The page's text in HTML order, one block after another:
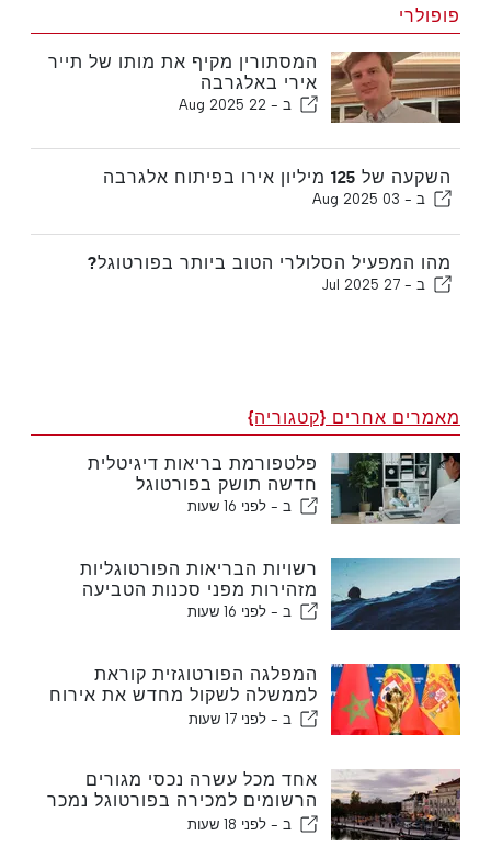
פופולרי
המסתורין מקיף את מותו של תייר
אירי באלגרבה
ב - 22 Aug 2025
השקעה של 125 מיליון אירו בפיתוח אלגרבה
ב - 03 Aug 2025
מהו המפעיל הסלולרי הטוב ביותר בפורטוגל?
ב - 27 Jul 2025
מאמרים אחרים {קטגוריה}
פלטפורמת בריאות דיגיטלית
חדשה תושק בפורטוגל
ב - לפני 16 שעות
רשויות הבריאות הפורטוגליות
מזהירות מפני סכנות הטביעה
ב - לפני 16 שעות
המפלגה הפורטוגזית קוראת
לממשלה לשקול מחדש את אירוח
ב - לפני 17 שעות
אחד מכל עשרה נכסי מגורים
הרשומים למכירה בפורטוגל נמכר
תוך פחות משבוע
ב - לפני 18 שעות